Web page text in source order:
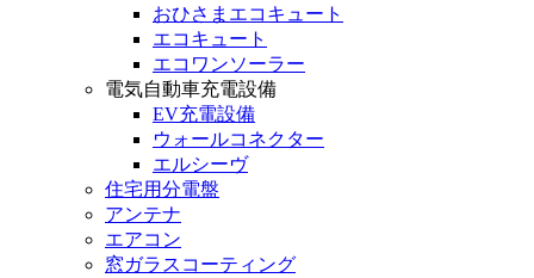
おひさまエコキュート
エコキュート
エコワンソーラー
電気自動車充電設備
EV充電設備
ウォールコネクター
エルシーヴ
住宅用分電盤
アンテナ
エアコン
窓ガラスコーティング